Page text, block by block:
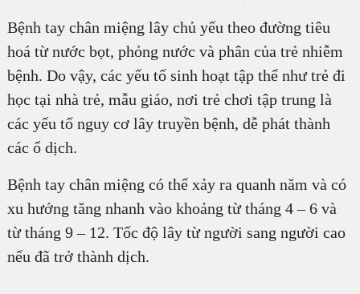
Bệnh tay chân miệng lây chủ yếu theo đường tiêu
hoá từ nước bọt, phỏng nước và phân của trẻ nhiễm
bệnh. Do vậy, các yếu tố sinh hoạt tập thể như trẻ đi
học tại nhà trẻ, mẫu giáo, nơi trẻ chơi tập trung là
các yếu tố nguy cơ lây truyền bệnh, dễ phát thành
các ổ dịch.
Bệnh tay chân miệng có thể xảy ra quanh năm và có
xu hướng tăng nhanh vào khoảng từ tháng 4 – 6 và
từ tháng 9 – 12. Tốc độ lây từ người sang người cao
nếu đã trở thành dịch.